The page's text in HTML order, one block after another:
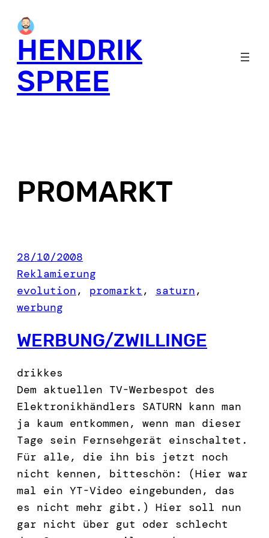
content
HENDRIK
SPREE
PROMARKT
28/10/2008
Reklamierung
evolution, promarkt , saturn
werbung
WERBUNG/ZWILLINGE
drikkes
Dem aktuellen TV-Werbespot des
Elektronikhändlers SATURN kann man
ja kaum entkommen, wenn man dieser
Tage sein Fernsehgerät einschaltet.
Für alle, die ihn bis jetzt noch
nicht kennen, bitteschön: (Hier war
mal ein YT-Video eingebunden, das
es nicht mehr gibt.) Hier soll nun
gar nicht über gut oder schlecht